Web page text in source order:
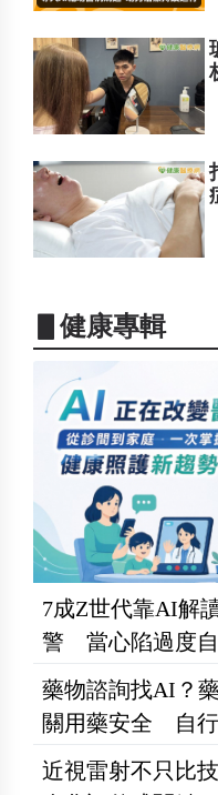
▋健康專輯
7成Z世代靠AI解
警 當心陷過度
藥物諮詢找AI？
關用藥安全 自
近視雷射不只比